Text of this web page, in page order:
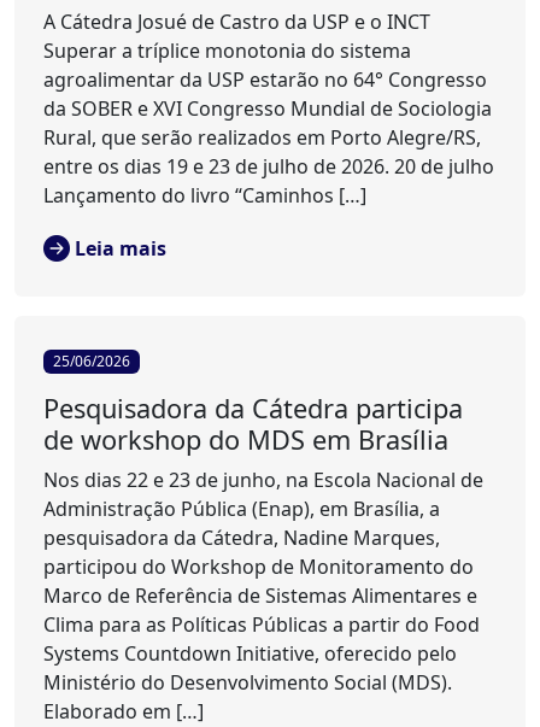
A Cátedra Josué de Castro da USP e o INCT
Superar a tríplice monotonia do sistema
agroalimentar da USP estarão no 64° Congresso
da SOBER e XVI Congresso Mundial de Sociologia
Rural, que serão realizados em Porto Alegre/RS,
entre os dias 19 e 23 de julho de 2026. 20 de julho
Lançamento do livro “Caminhos […]
Leia mais
25/06/2026
Pesquisadora da Cátedra participa
de workshop do MDS em Brasília
Nos dias 22 e 23 de junho, na Escola Nacional de
Administração Pública (Enap), em Brasília, a
pesquisadora da Cátedra, Nadine Marques,
participou do Workshop de Monitoramento do
Marco de Referência de Sistemas Alimentares e
Clima para as Políticas Públicas a partir do Food
Systems Countdown Initiative, oferecido pelo
Ministério do Desenvolvimento Social (MDS).
Elaborado em […]